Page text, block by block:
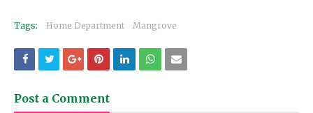
Tags: Home Department Mangrove
Post a Comment